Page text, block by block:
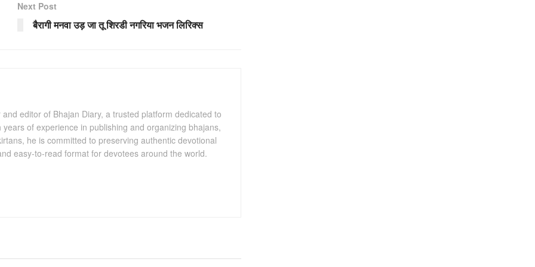
Next Post
बैरागी मनवा उड़ जा तू शिरडी नगरिया भजन लिरिक्स
editor of Bhajan Diary, a trusted platform dedicated to
of experience in publishing and organizing bhajans,
he is committed to preserving authentic devotional
easy-to-read format for devotees around the world.